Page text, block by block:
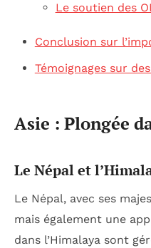
Le soutien des
Conclusion sur
Témoignages sur
Asie : Plongée
Le Népal et
Le Népal, avec ses
mais également une
dans l’Himalaya sont